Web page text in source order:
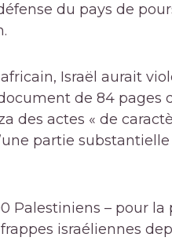
du pays de
Israël aurait
de 84 pages
des actes « de
partie
Palestiniens – pour
israéliennes